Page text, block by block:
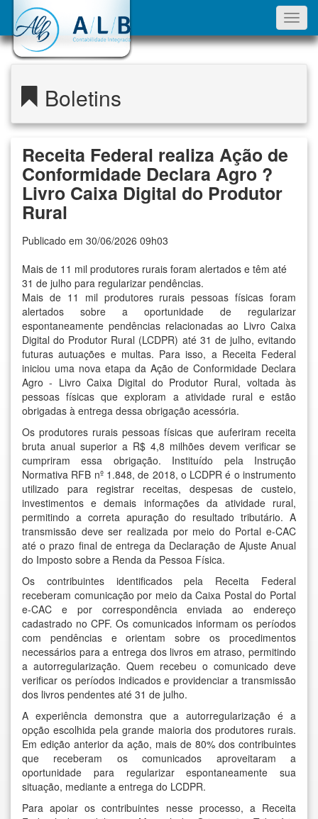
Boletins
Receita Federal realiza Ação de
Conformidade Declara Agro ?
Livro Caixa Digital do Produtor
Rural
Publicado em 30/06/2026 09h03
Mais de 11 mil produtores rurais foram alertados e têm até
31 de julho para regularizar pendências.
Mais de 11 mil produtores rurais pessoas físicas foram
alertados sobre a oportunidade de regularizar
espontaneamente pendências relacionadas ao Livro Caixa
Digital do Produtor Rural (LCDPR) até 31 de julho, evitando
futuras autuações e multas. Para isso, a Receita Federal
iniciou uma nova etapa da Ação de Conformidade Declara
Agro - Livro Caixa Digital do Produtor Rural, voltada às
pessoas físicas que exploram a atividade rural e estão
obrigadas à entrega dessa obrigação acessória.
Os produtores rurais pessoas físicas que auferiram receita
bruta anual superior a R$ 4,8 milhões devem verificar se
cumpriram essa obrigação. Instituído pela Instrução
Normativa RFB nº 1.848, de 2018, o LCDPR é o instrumento
utilizado para registrar receitas, despesas de custeio,
investimentos e demais informações da atividade rural,
permitindo a correta apuração do resultado tributário. A
transmissão deve ser realizada por meio do Portal e-CAC
até o prazo final de entrega da Declaração de Ajuste Anual
do Imposto sobre a Renda da Pessoa Física.
Os contribuintes identificados pela Receita Federal
receberam comunicação por meio da Caixa Postal do Portal
e-CAC e por correspondência enviada ao endereço
cadastrado no CPF. Os comunicados informam os períodos
com pendências e orientam sobre os procedimentos
necessários para a entrega dos livros em atraso, permitindo
a autorregularização. Quem recebeu o comunicado deve
verificar os períodos indicados e providenciar a transmissão
dos livros pendentes até 31 de julho.
A experiência demonstra que a autorregularização é a
opção escolhida pela grande maioria dos produtores rurais.
Em edição anterior da ação, mais de 80% dos contribuintes
que receberam os comunicados aproveitaram a
oportunidade para regularizar espontaneamente sua
situação, mediante a entrega do LCDPR.
Para apoiar os contribuintes nesse processo, a Receita